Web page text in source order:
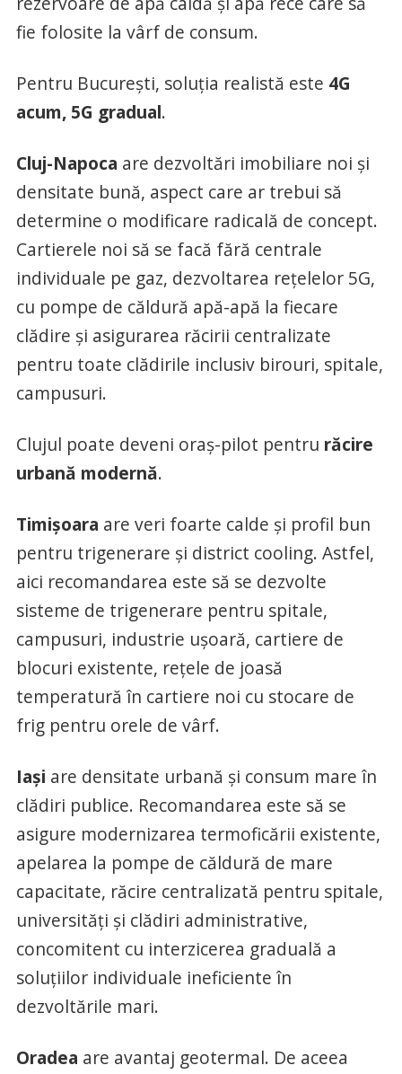
fie folosite la vârf de consum.
Pentru București, soluția realistă este 4G
acum, 5G gradual.
Cluj-Napoca are dezvoltări imobiliare noi și
densitate bună, aspect care ar trebui să
determine o modificare radicală de concept.
Cartierele noi să se facă fără centrale
individuale pe gaz, dezvoltarea rețelelor 5G,
cu pompe de căldură apă-apă la fiecare
clădire și asigurarea răcirii centralizate
pentru toate clădirile inclusiv birouri, spitale,
campusuri.
Clujul poate deveni oraș-pilot pentru răcire
urbană modernă.
Timișoara are veri foarte calde și profil bun
pentru trigenerare și district cooling. Astfel,
aici recomandarea este să se dezvolte
sisteme de trigenerare pentru spitale,
campusuri, industrie ușoară, cartiere de
blocuri existente, rețele de joasă
temperatură în cartiere noi cu stocare de
frig pentru orele de vârf.
Iași are densitate urbană și consum mare în
clădiri publice. Recomandarea este să se
asigure modernizarea termoficării existente,
apelarea la pompe de căldură de mare
capacitate, răcire centralizată pentru spitale,
universități și clădiri administrative,
concomitent cu interzicerea graduală a
soluțiilor individuale ineficiente în
dezvoltările mari.
Oradea are avantaj geotermal. De aceea